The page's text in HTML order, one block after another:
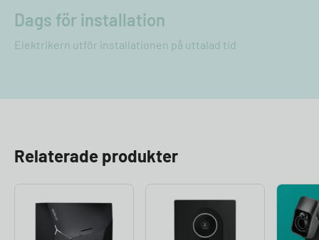
Dags för installation
Elektrikern utför installationen på uttalad tid
Relaterade produkter